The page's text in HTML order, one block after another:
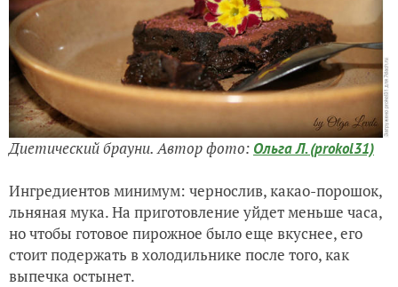
Диетический брауни. Автор фото: Ольга Л. (prokol31)
Ингредиентов минимум: чернослив, какао-порошок,
льняная мука. На приготовление уйдет меньше часа,
но чтобы готовое пирожное было еще вкуснее, его
стоит подержать в холодильнике после того, как
выпечка остынет.